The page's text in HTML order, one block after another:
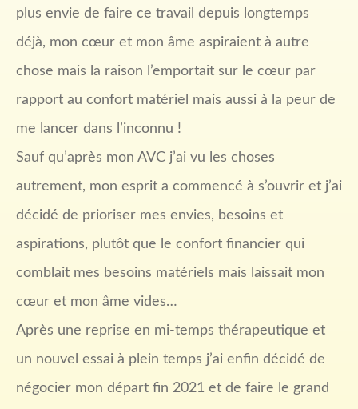
plus envie de faire ce travail depuis longtemps
déjà, mon cœur et mon âme aspiraient à autre
chose mais la raison l’emportait sur le cœur par
rapport au confort matériel mais aussi à la peur de
me lancer dans l’inconnu !
Sauf qu’après mon AVC j’ai vu les choses
autrement, mon esprit a commencé à s’ouvrir et j’ai
décidé de prioriser mes envies, besoins et
aspirations, plutôt que le confort financier qui
comblait mes besoins matériels mais laissait mon
cœur et mon âme vides…
Après une reprise en mi-temps thérapeutique et
un nouvel essai à plein temps j’ai enfin décidé de
négocier mon départ fin 2021 et de faire le grand